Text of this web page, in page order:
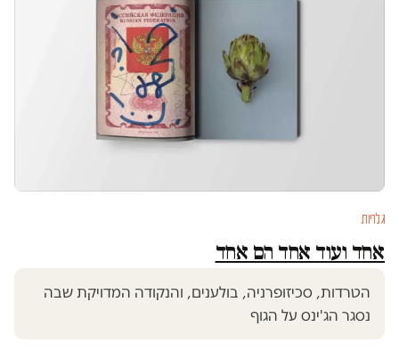
גלריות
אחד ועוד אחד הם אחד
הטרדות, סכיזופרניה, בולענים, והנקודה המדויקת שבה
נסגר הג'ינס על הגוף